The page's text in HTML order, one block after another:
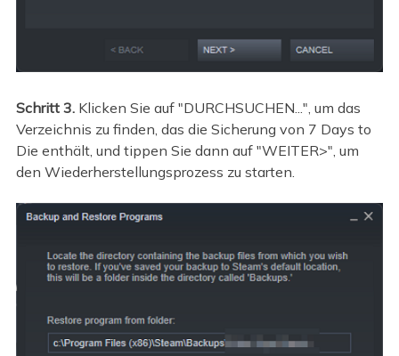
Schritt 3. Klicken Sie auf "DURCHSUCHEN...", um das
Verzeichnis zu finden, das die Sicherung von 7 Days to
Die enthält, und tippen Sie dann auf "WEITER>", um
den Wiederherstellungsprozess zu starten.